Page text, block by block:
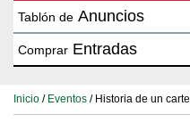
Tablón de Anuncios
Comprar Entradas
Inicio / Eventos / Historia de un cartel